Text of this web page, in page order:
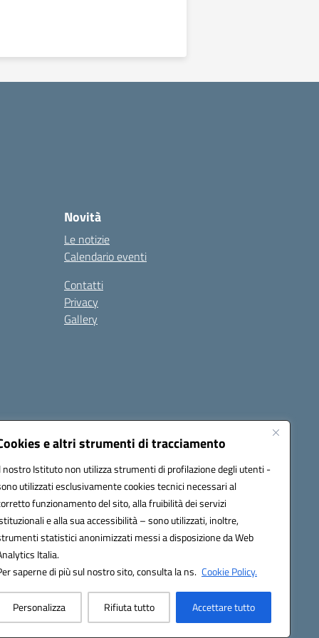
e altri strumenti di tracciamento
nostro Istituto non utilizza strumenti di profilazione degli utenti -
utilizzati esclusivamente cookies tecnici necessari al
funzionamento del sito, alla fruibilità dei servizi
e alla sua accessibilità – sono utilizzati, inoltre,
statistici anonimizzati messi a disposizione da Web
Italia.
saperne di più sul nostro sito, consulta la ns. Cookie Policy.
Personalizza Rifiuta tutto Accettare tutto
Novità
Le notizie
Calendario eventi
Contatti
Privacy
Gallery